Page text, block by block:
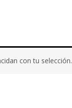
con tu selección.